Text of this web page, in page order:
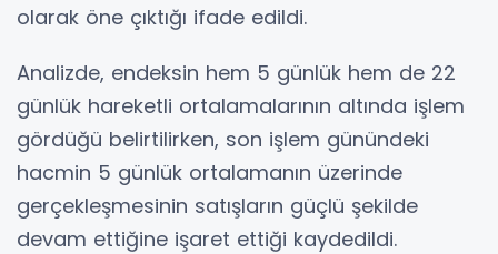
olarak öne çıktığı ifade edildi.
Analizde, endeksin hem 5 günlük hem de 22
günlük hareketli ortalamalarının altında işlem
gördüğü belirtilirken, son işlem günündeki
hacmin 5 günlük ortalamanın üzerinde
gerçekleşmesinin satışların güçlü şekilde
devam ettiğine işaret ettiği kaydedildi.